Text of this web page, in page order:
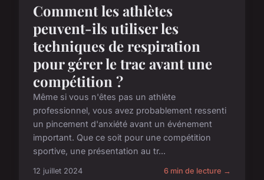
Comment les athlètes
peuvent-ils utiliser les
techniques de respiration
pour gérer le trac avant une
compétition ?
Même si vous n'êtes pas un athlète
professionnel, vous avez probablement ressenti
un pincement d'anxiété avant un événement
important. Que ce soit pour une compétition
sportive, une présentation au tr...
12 juillet 2024 6 min de lecture →